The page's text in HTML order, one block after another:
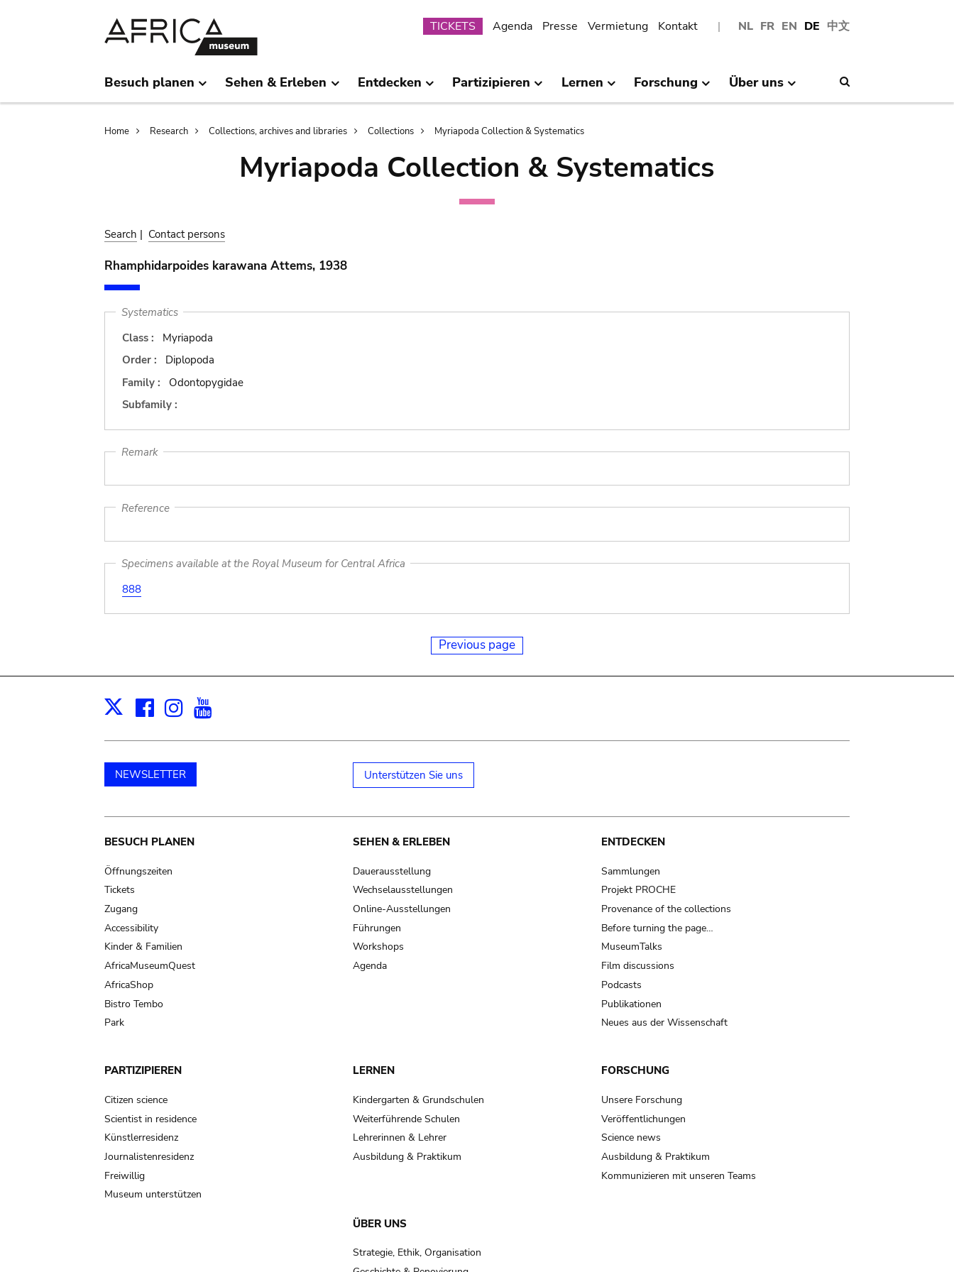
NL FR EN DE 中文
Submenu
TICKETS Agenda Presse Vermietung Kontakt
Besuch planen Sehen & Erleben Entdecken Partizipieren Lernen Forschung Über uns
Breadcrumb
Home Research Collections, archives and libraries Collections Myriapoda Collection & Systematics
Myriapoda Collection & Systematics
Search | Contact persons
Rhamphidarpoides karawana Attems, 1938
Systematics
Class :
Myriapoda
Order :
Diplopoda
Family :
Odontopygidae
Subfamily :
Remark
Reference
Specimens available at the Royal Museum for Central Africa
888
Previous page
X Facebook
Instagram
NEWSLETTER Unterstützen Sie uns
Main
navigation
BESUCH PLANEN
Öffnungszeiten
Tickets
Zugang
Accessibility
Kinder & Familien
AfricaMuseumQuest
AfricaShop
Bistro Tembo
Park
SEHEN & ERLEBEN
Dauerausstellung
Wechselausstellungen
Online-Ausstellungen
Führungen
Workshops
Agenda
ENTDECKEN
Sammlungen
Projekt PROCHE
Provenance of the collections
Before turning the page…
MuseumTalks
Film discussions
Podcasts
Publikationen
Neues aus der Wissenschaft
PARTIZIPIEREN
Citizen science
Scientist in residence
Künstlerresidenz
Journalistenresidenz
Freiwillig
Museum unterstützen
LERNEN
Kindergarten & Grundschulen
Weiterführende Schulen
Lehrerinnen & Lehrer
Ausbildung & Praktikum
FORSCHUNG
Unsere Forschung
Veröffentlichungen
Science news
Ausbildung & Praktikum
Kommunizieren mit unseren Teams
ÜBER UNS
Strategie, Ethik, Organisation